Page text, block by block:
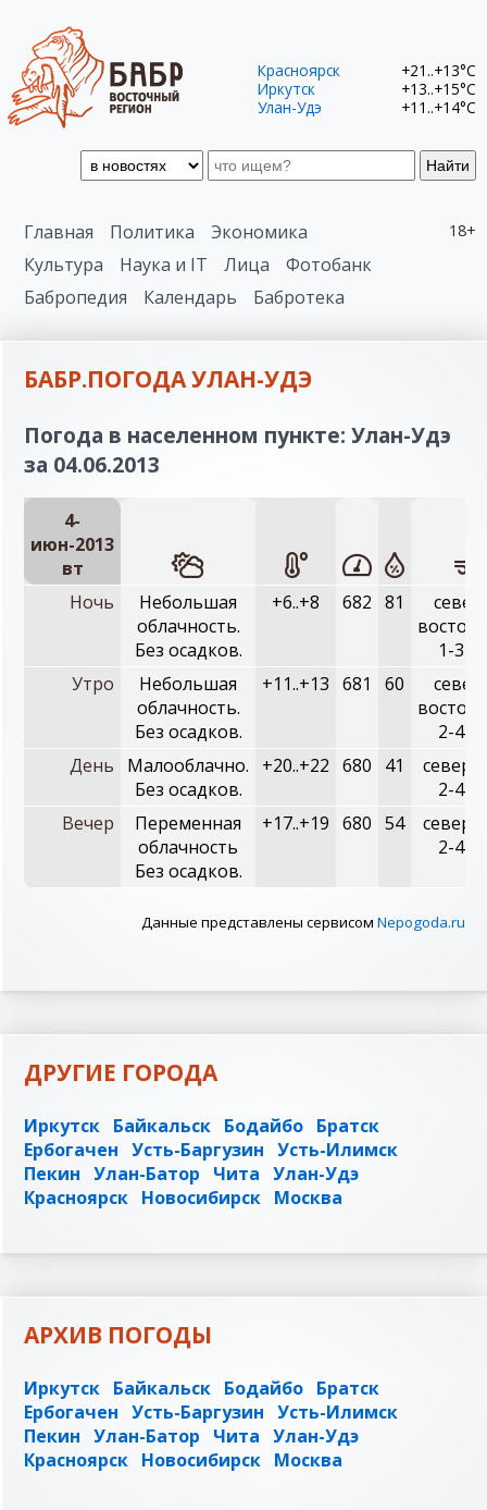
Найти
Красноярск
+21..+13°C
Иркутск
+13..+15°C
Улан-Удэ
+11..+14°C
18+
Главная Политика
Экономика
Культура
Наука и IT Лица
Фотобанк
Бабропедия
Календарь Бабротека
БАБР.ПОГОДА УЛАН-УДЭ
Погода в населенном пункте: Улан-Удэ
за 04.06.2013
4-
июн-2013
вт
Ночь
Небольшая
облачность.
Без осадков.
+6..+8 682 81
1-3
Утро
Небольшая
облачность.
Без осадков.
+11..+13 681 60
2-4
День
Малооблачно.
Без осадков.
+20..+22 680 41
2-4
Вечер
Переменная
облачность
Без осадков.
+17..+19 680 54
2-4
Данные представлены сервисом Nepogoda.ru
ДРУГИЕ ГОРОДА
Иркутск Байкальск Бодайбо Братск
Ербогачен Усть-Баргузин Усть-Илимск
Пекин Улан-Батор Чита Улан-Удэ
Красноярск Новосибирск Москва
АРХИВ ПОГОДЫ
Иркутск Байкальск Бодайбо Братск
Ербогачен Усть-Баргузин Усть-Илимск
Пекин Улан-Батор Чита Улан-Удэ
Красноярск Новосибирск Москва